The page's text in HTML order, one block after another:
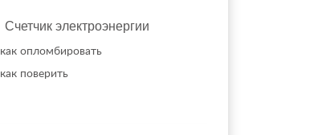
Счетчик электроэнергии
как опломбировать
как поверить